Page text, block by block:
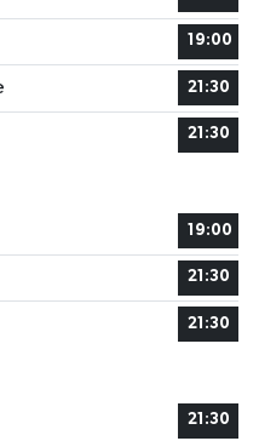
19:00
21:30
21:30
19:00
21:30
21:30
21:30